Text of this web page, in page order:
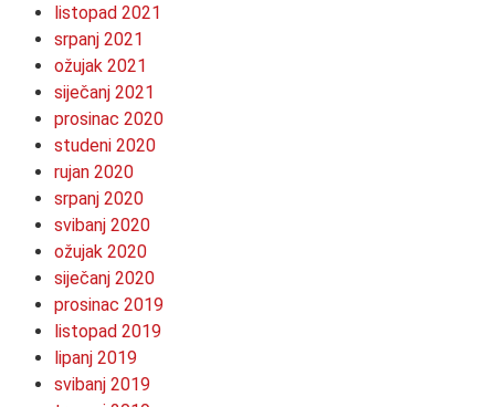
listopad 2021
srpanj 2021
ožujak 2021
siječanj 2021
prosinac 2020
studeni 2020
rujan 2020
srpanj 2020
svibanj 2020
ožujak 2020
siječanj 2020
prosinac 2019
listopad 2019
lipanj 2019
svibanj 2019